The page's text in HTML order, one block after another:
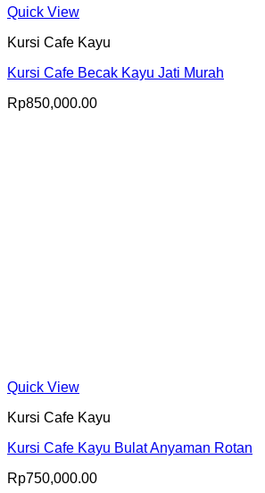
Quick View
Kursi Cafe Kayu
Kursi Cafe Becak Kayu Jati Murah
Rp850,000.00
Quick View
Kursi Cafe Kayu
Kursi Cafe Kayu Bulat Anyaman Rotan
Rp750,000.00